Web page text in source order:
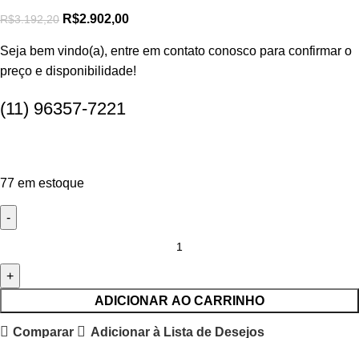
R$3.192,20 R$2.902,00
Seja bem vindo(a), entre em contato conosco para confirmar o
preço e disponibilidade!
(11) 96357-7221
77 em estoque
ADICIONAR AO CARRINHO
Comparar Adicionar à Lista de Desejos